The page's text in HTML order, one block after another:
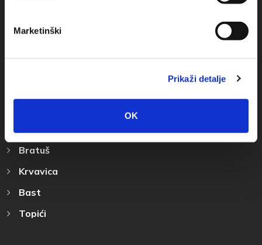
Marketinški
Prikaži detalje
OK
Bratuš
Krvavica
Bast
Topići